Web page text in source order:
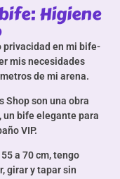
Higiene
privacidad en mi bife-
mis necesidades
de mi arena.
Shop son una obra
un bife elegante para
VIP.
a 70 cm, tengo
girar y tapar sin